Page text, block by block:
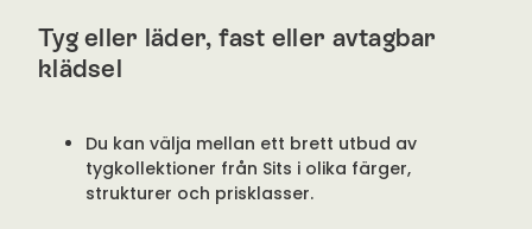
Tyg eller läder, fast eller avtagbar
klädsel
Du kan välja mellan ett brett utbud av
tygkollektioner från Sits i olika färger,
strukturer och prisklasser.